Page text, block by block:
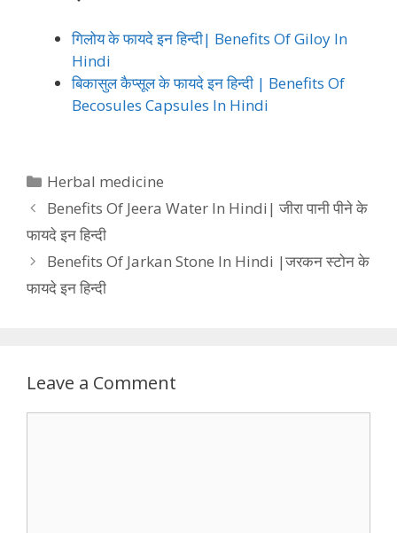
गिलोय के फायदे इन हिन्दी| Benefits Of Giloy In
Hindi
बिकासुल कैप्सूल के फायदे इन हिन्दी | Benefits Of
Becosules Capsules In Hindi
Categories
Herbal medicine
Benefits Of Jeera Water In Hindi| जीरा पानी पीने के
फायदे इन हिन्दी
Benefits Of Jarkan Stone In Hindi |जरकन स्टोन के
फायदे इन हिन्दी
Leave a Comment